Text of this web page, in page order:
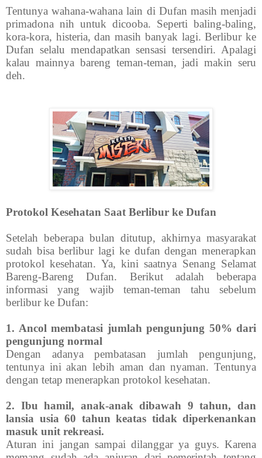
Tentunya wahana-wahana lain di Dufan masih menjadi
primadona nih untuk dicooba. Seperti baling-baling,
kora-kora, histeria, dan masih banyak lagi. Berlibur ke
Dufan selalu mendapatkan sensasi tersendiri. Apalagi
kalau mainnya bareng teman-teman, jadi makin seru
deh.
Protokol Kesehatan Saat Berlibur ke Dufan
Setelah beberapa bulan ditutup, akhirnya masyarakat
sudah bisa berlibur lagi ke dufan dengan menerapkan
protokol kesehatan. Ya, kini saatnya Senang Selamat
Bareng-Bareng Dufan. Berikut adalah beberapa
informasi yang wajib teman-teman tahu sebelum
berlibur ke Dufan:
1. Ancol membatasi jumlah pengunjung 50% dari
pengunjung normal
Dengan adanya pembatasan jumlah pengunjung,
tentunya ini akan lebih aman dan nyaman. Tentunya
dengan tetap menerapkan protokol kesehatan.
2. Ibu hamil, anak-anak dibawah 9 tahun, dan
lansia usia 60 tahun keatas tidak diperkenankan
masuk unit rekreasi.
Aturan ini jangan sampai dilanggar ya guys. Karena